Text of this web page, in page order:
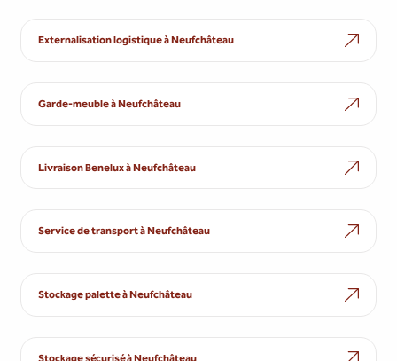
Externalisation logistique à Neufchâteau
Garde-meuble à Neufchâteau
Livraison Benelux à Neufchâteau
Service de transport à Neufchâteau
Stockage palette à Neufchâteau
Stockage sécurisé à Neufchâteau